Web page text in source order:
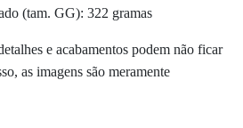
(tam. GG): 322 gramas
e acabamentos podem não ficar
as imagens são meramente